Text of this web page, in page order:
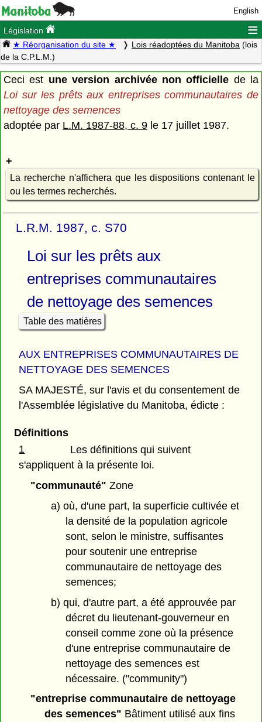
English
Législation ≡
★ Réorganisation du site ★ Lois réadoptées du Manitoba (lois
de la C.P.L.M.)
Ceci est une version archivée non officielle de la
Loi sur les prêts aux entreprises communautaires de
nettoyage des semences
adoptée par L.M. 1987-88, c. 9 le 17 juillet 1987.
La recherche n'affichera que les dispositions contenant le
ou les termes recherchés.
L.R.M. 1987, c. S70
Loi sur les prêts aux
entreprises communautaires
de nettoyage des semences
Table des matières
AUX ENTREPRISES COMMUNAUTAIRES DE
NETTOYAGE DES SEMENCES
SA MAJESTÉ, sur l'avis et du consentement de
l'Assemblée législative du Manitoba, édicte :
Définitions
1
Les définitions qui suivent
s'appliquent à la présente loi.
"communauté" Zone
a) où, d'une part, la superficie cultivée et
la densité de la population agricole
sont, selon le ministre, suffisantes
pour soutenir une entreprise
communautaire de nettoyage des
semences;
b) qui, d'autre part, a été approuvée par
décret du lieutenant-gouverneur en
conseil comme zone où la présence
d'une entreprise communautaire de
nettoyage des semences est
nécessaire. ("community")
"entreprise communautaire de nettoyage
des semences" Bâtiment utilisé aux fins